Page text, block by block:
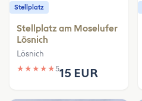
Stellplatz
Stellplatz am Moselufer
Lösnich
Lösnich
★ ★ ★ ★ ★515 EUR